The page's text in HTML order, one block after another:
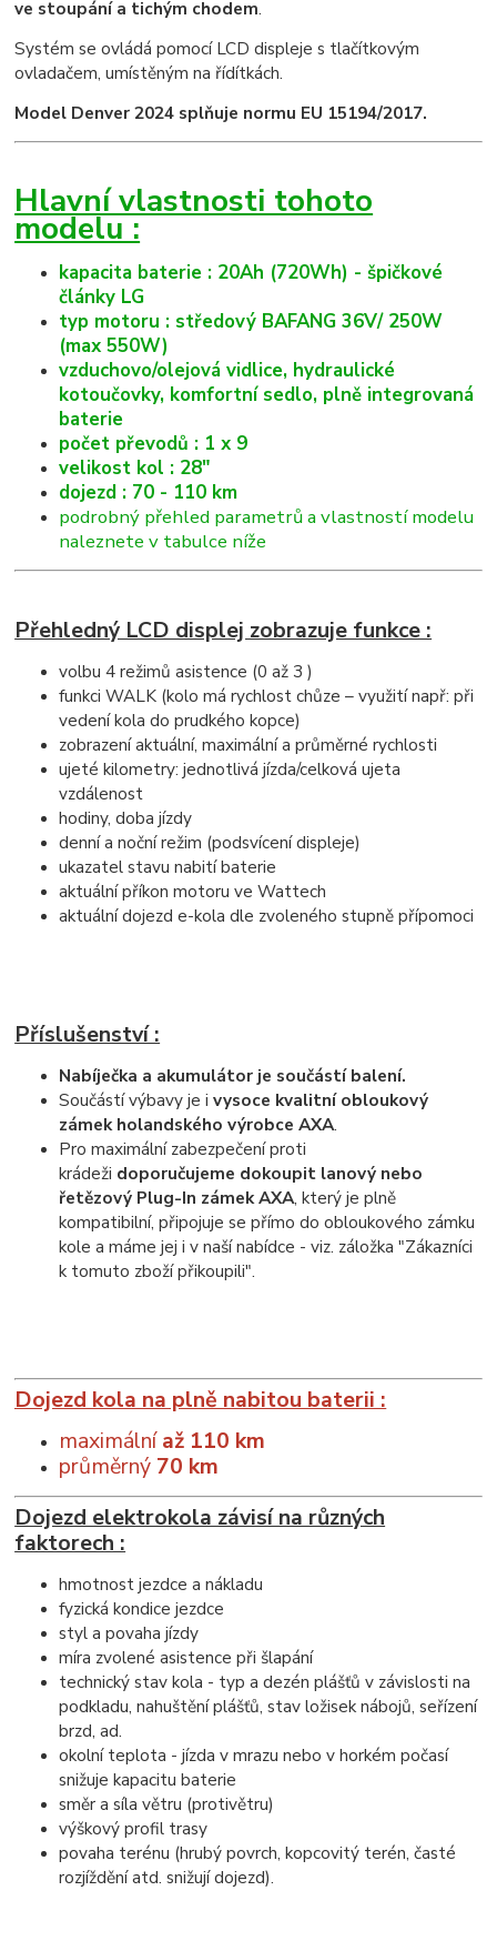
ve stoupání a tichým chodem.
Systém se ovládá pomocí LCD displeje s tlačítkovým
ovladačem, umístěným na řídítkách.
Model Denver 2024 splňuje normu EU 15194/2017.
Hlavní vlastnosti tohoto
modelu :
kapacita baterie : 20Ah (720Wh) - špičkové
články LG
typ motoru : středový BAFANG 36V/ 250W
(max 550W)
vzduchovo/olejová vidlice, hydraulické
kotoučovky, komfortní sedlo, plně integrovaná
baterie
počet převodů : 1 x 9
velikost kol : 28"
dojezd : 70 - 110 km
podrobný přehled parametrů a vlastností modelu
naleznete v tabulce níže
Přehledný LCD displej zobrazuje funkce :
volbu 4 režimů asistence (0 až 3 )
funkci WALK (kolo má rychlost chůze – využití např: při
vedení kola do prudkého kopce)
zobrazení aktuální, maximální a průměrné rychlosti
ujeté kilometry: jednotlivá jízda/celková ujeta
vzdálenost
hodiny, doba jízdy
denní a noční režim (podsvícení displeje)
ukazatel stavu nabití baterie
aktuální příkon motoru ve Wattech
aktuální dojezd e-kola dle zvoleného stupně přípomoci
Příslušenství :
Nabíječka a akumulátor je součástí balení.
Součástí výbavy je ivysoce kvalitní obloukový
zámek holandského výrobce AXA.
Pro maximální zabezpečení proti
krádeži doporučujeme dokoupit lanový nebo
řetězový Plug-In zámek AXA, který je plně
kompatibilní, připojuje se přímo do obloukového zámku
kole a máme jej i v naší nabídce - viz. záložka "Zákazníci
k tomuto zboží přikoupili".
Dojezd kola na plně nabitou baterii :
maximálníaž 110 km
průměrný 70 km
Dojezd elektrokola závisí na různých
faktorech :
hmotnost jezdce a nákladu
fyzická kondice jezdce
styl a povaha jízdy
míra zvolené asistence při šlapání
technický stav kola - typ a dezén plášťů v závislosti na
podkladu, nahuštění plášťů, stav ložisek nábojů, seřízení
brzd, ad.
okolní teplota - jízda v mrazu nebo v horkém počasí
snižuje kapacitu baterie
směr a síla větru (protivětru)
výškový profil trasy
povaha terénu (hrubý povrch, kopcovitý terén, časté
rozjíždění atd. snižují dojezd).